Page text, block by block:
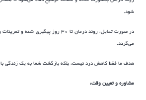
شود.
در صورت تمایل، روند درمان تا ۳۰ روز
می‌گردد.
هدف ما فقط کاهش درد نیست، بلکه بازگشت شما به یک زندگی
مشاوره و تعیین وقت: